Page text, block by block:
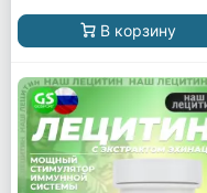
В корзину